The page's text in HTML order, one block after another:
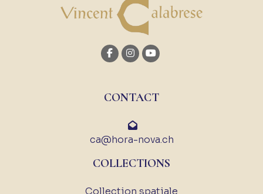
CONTACT
ca@hora-nova.ch
COLLECTIONS
Collection spatiale